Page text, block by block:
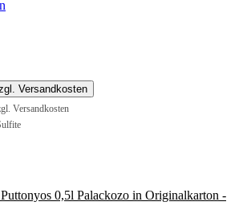
Versandkosten
Versandkosten
0,5l Palackozo in Originalkarton -